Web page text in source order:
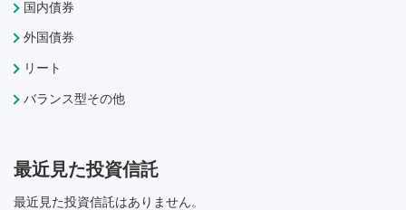
国内債券
外国債券
リート
バランス型その他
最近見た投資信託
最近見た投資信託はありません。